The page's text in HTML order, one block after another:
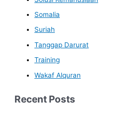
Somalia
Suriah
Tanggap Darurat
Training
Wakaf Alquran
Recent Posts